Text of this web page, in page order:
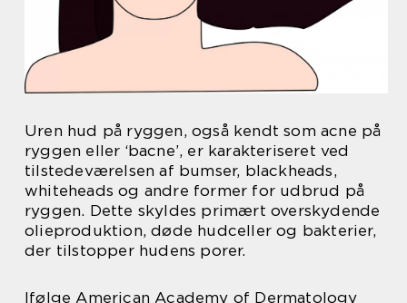
Uren hud på ryggen, også kendt som acne på
ryggen eller ‘bacne’, er karakteriseret ved
tilstedeværelsen af bumser, blackheads,
whiteheads og andre former for udbrud på
ryggen. Dette skyldes primært overskydende
olieproduktion, døde hudceller og bakterier,
der tilstopper hudens porer.
Ifølge American Academy of Dermatology